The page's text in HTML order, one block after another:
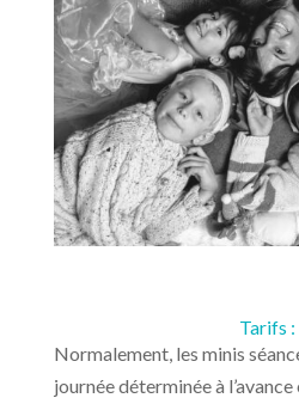
Tarifs :
Normalement, les minis
journée déterminée à